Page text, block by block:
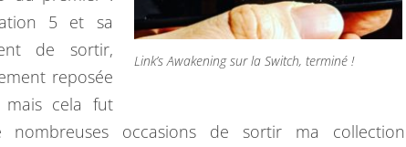
E
S
O
U
S
Link’s Awakening sur la Switch, terminé !
5 et sa
de sortir,
reposée
mais cela fut
nombreuses occasions de sortir ma collection